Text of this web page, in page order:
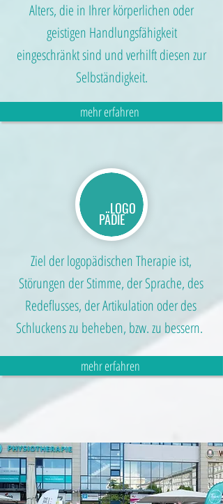
Alters, die in Ihrer körperlichen oder
geistigen Handlungsfähigkeit
eingeschränkt sind und verhilft diesen zur
Selbständigkeit.
mehr erfahren
LOGO
PÄDIE
Ziel der logopädischen Therapie ist,
Störungen der Stimme, der Sprache, des
Redeflusses, der Artikulation oder des
Schluckens zu beheben, bzw. zu bessern.
mehr erfahren